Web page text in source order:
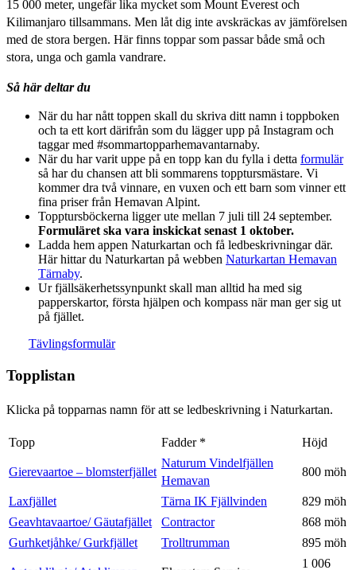
15 000 meter, ungefär lika mycket som Mount Everest och
Kilimanjaro tillsammans. Men låt dig inte avskräckas av jämförelsen
med de stora bergen. Här finns toppar som passar både små och
stora, unga och gamla vandrare.
Så här deltar du
När du har nått toppen skall du skriva ditt namn i toppboken
och ta ett kort därifrån som du lägger upp på Instagram och
taggar med #sommartopparhemavantarnaby.
När du har varit uppe på en topp kan du fylla i detta formulär
så har du chansen att bli sommarens topptursmästare. Vi
kommer dra två vinnare, en vuxen och ett barn som vinner ett
fina priser från Hemavan Alpint.
Topptursböckerna ligger ute mellan 7 juli till 24 september.
Formuläret ska vara inskickat senast 1 oktober.
Ladda hem appen Naturkartan och få ledbeskrivningar där.
Här hittar du Naturkartan på webben Naturkartan Hemavan
Tärnaby.
Ur fjällsäkerhetssynpunkt skall man alltid ha med sig
papperskartor, första hjälpen och kompass när man ger sig ut
på fjället.
Tävlingsformulär
Topplistan
Klicka på topparnas namn för att se ledbeskrivning i Naturkartan.
Topp Fadder * Höjd
Gierevaartoe – blomsterfjället
Naturum Vindelfjällen
Hemavan
800 möh
Laxfjället Tärna IK Fjällvinden
829 möh
Geavhtavaartoe/ Gäutafjället
Contractor
868 möh
Gurhketjåhke/ Gurkfjället
Trolltrumman 895 möh
1 006